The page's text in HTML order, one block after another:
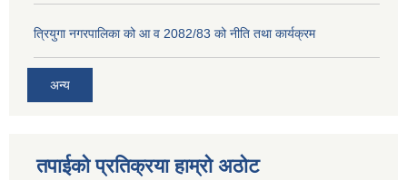
त्रियुगा नगरपालिका को आ व 2082/83 को नीति तथा कार्यक्रम
अन्य
तपाईको प्रतिक्रया हाम्रो अठोट